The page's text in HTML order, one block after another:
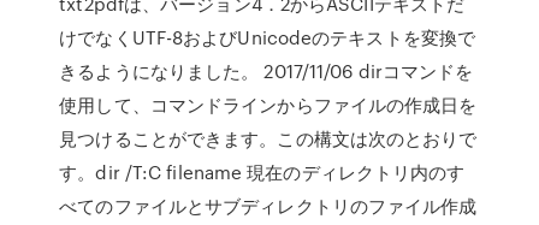
けでなくUTF-8およびUnicodeのテキストを変換で
きるようになりました。 2017/11/06 dirコマンドを
使用して、コマンドラインからファイルの作成日を
見つけることができます。この構文は次のとおりで
す。dir /T:C filename 現在のディレクトリ内のす
べてのファイルとサブディレクトリのファイル作成